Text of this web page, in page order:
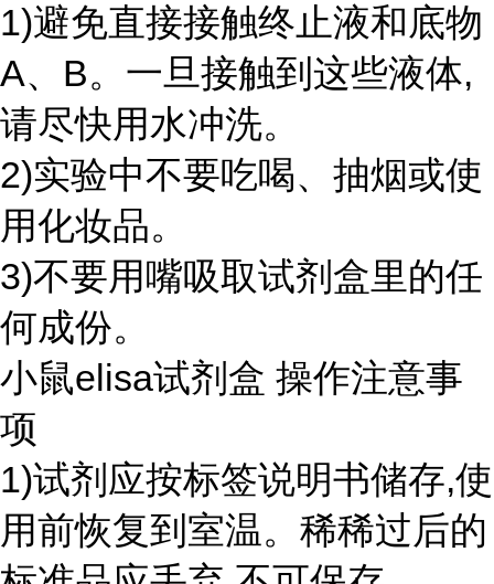
1)避免直接接触终止液和底物
A、B。一旦接触到这些液体,
请尽快用水冲洗。
2)实验中不要吃喝、抽烟或使
用化妆品。
3)不要用嘴吸取试剂盒里的任
何成份。
小鼠elisa试剂盒 操作注意事
项
1)试剂应按标签说明书储存,使
用前恢复到室温。稀稀过后的